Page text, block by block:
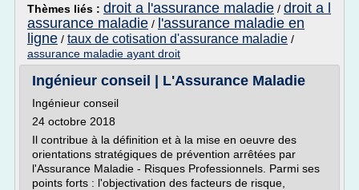
Thèmes liés : droit a l'assurance maladie / droit a l
assurance maladie / l'assurance maladie en
ligne / taux de cotisation d'assurance maladie /
assurance maladie ayant droit
Ingénieur conseil | L'Assurance Maladie
Ingénieur conseil
24 octobre 2018
Il contribue à la définition et à la mise en oeuvre des
orientations stratégiques de prévention arrêtées par
l'Assurance Maladie - Risques Professionnels. Parmi ses
points forts : l'objectivation des facteurs de risque,